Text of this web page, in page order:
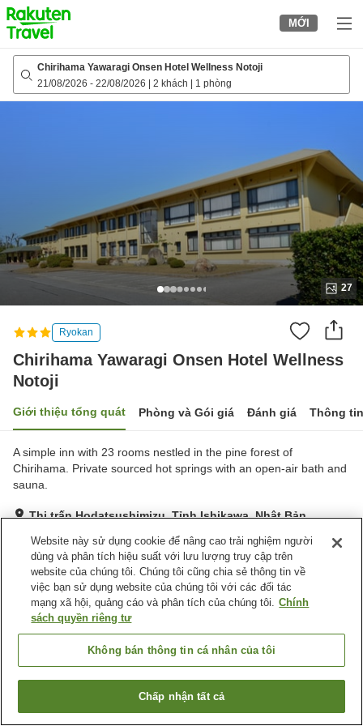
to
top
page
MỚI
Chirihama Yawaragi Onsen Hotel Wellness Notoji
21/08/2026 - 22/08/2026 2 khách 1 phòng
27
Ryokan
Chirihama Yawaragi Onsen Hotel Wellness
Notoji
Giới thiệu tổng quát Phòng và Gói giá Đánh giá Thông
A simple inn with 23 rooms nestled in the pine forest of
Chirihama. Private sourced hot springs with an open-air bath and
sauna.
Thị trấn Hodatsushimizu, Tỉnh Ishikawa, Nhật Bản
Rất tốt Đánh giá:111 lượt
Tiện nghi chỗ nghỉ
Cafe
Chirihama Yawaragi Onsen Hotel Wellness Notoji
Tìm phòng trống
Website này sử dụng cookie để nâng cao trải nghiệm người
dùng và phân tích hiệu suất với lưu lượng truy cập trên
website của chúng tôi. Chúng tôi cũng chia sẻ thông tin về
việc bạn sử dụng website của chúng tôi với các đối tác
mạng xã hội, quảng cáo và phân tích của chúng tôi. Chính
sách quyền riêng tư
Không bán thông tin cá nhân của tôi
Chấp nhận tất cả